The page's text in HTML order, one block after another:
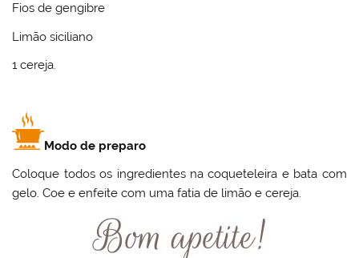
Fios de gengibre
Limão siciliano
1 cereja.
Modo de preparo
Coloque todos os ingredientes na coqueteleira e bata com
gelo. Coe e enfeite com uma fatia de limão e cereja.